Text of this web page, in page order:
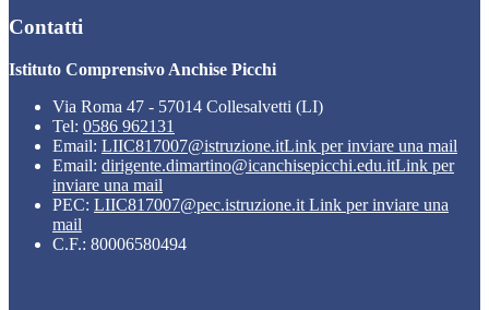
Contatti
Istituto Comprensivo Anchise Picchi
Via Roma 47 - 57014 Collesalvetti (LI)
Tel: 0586 962131
Email: LIIC817007@istruzione.itLink per inviare una mail
Email: dirigente.dimartino@icanchisepicchi.edu.itLink per
inviare una mail
PEC: LIIC817007@pec.istruzione.it Link per inviare una
mail
C.F.: 80006580494